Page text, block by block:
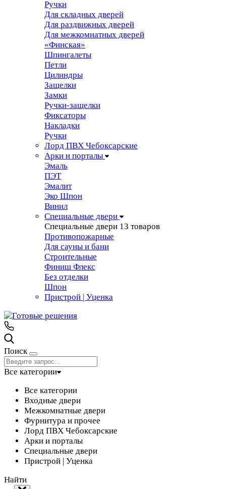
Ручки
Для складных дверей
Для раздвижных дверей
Для межкомнатных дверей
«Финская»
Шпингалеты
Петли
Цилиндры
Защелки
Замки
Ручки-защелки
Фиксаторы
Накладки
Ручки
Лорд ПВХ Чебоксарские
Арки и порталы
Эмаль
ПЭТ
Эмалит
Эко Шпон
Винил
Специальные двери
Специальные двери 13 товаров
Противопожарные
Для сауны и бани
Строительные
Финиш Флекс
Без отделки
Шпон
Пристрой | Уценка
Поиск
Все категории
Все категории
Входные двери
Межкомнатные двери
Фурнитура и прочее
Лорд ПВХ Чебоксарские
Арки и порталы
Специальные двери
Пристрой | Уценка
Найти